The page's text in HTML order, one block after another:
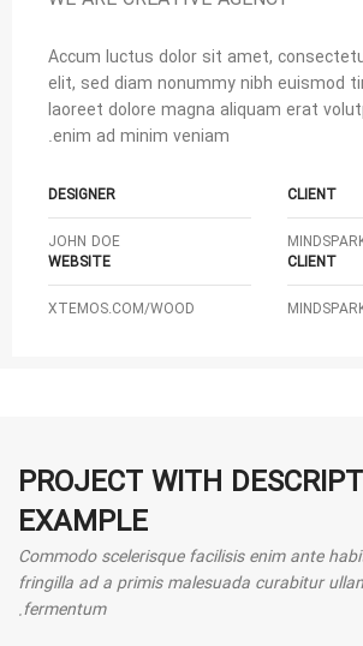
Accum luctus dolor sit amet,
elit, sed diam nonummy nibh euismod
laoreet dolore magna aliquam erat
enim ad minim veniam.
CLIENT
DESIGNER
JOHN DOE
CLIENT
WEBSITE
XTEMOS.COM/WOOD
PROJECT WITH
EXAMPLE
Commodo scelerisque facilisis enim ante
fringilla ad a primis malesuada curabitur
fermentum.